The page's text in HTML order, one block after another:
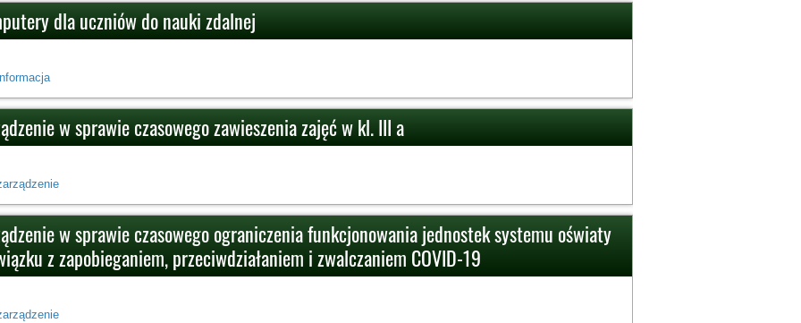
dla uczniów do nauki zdalnej
w sprawie czasowego zawieszenia zajęć w kl. III a
w sprawie czasowego ograniczenia funkcjonowania jednostek systemu oświaty
z zapobieganiem, przeciwdziałaniem i zwalczaniem COVID-19